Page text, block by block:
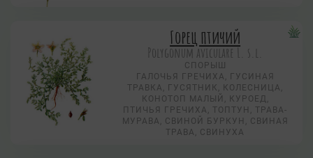
Горец птичий
Polygonum aviculare L. s.l.
СПОРЫШ
ГАЛОЧЬЯ ГРЕЧИХА, ГУСИНАЯ
ТРАВКА, ГУСЯТНИК, КОЛЕСНИЦА,
КОНОТОП МАЛЫЙ, КУРОЕД,
ПТИЧЬЯ ГРЕЧИХА, ТОПТУН, ТРАВА-
МУРАВА, СВИНОЙ БУРКУН, СВИНАЯ
ТРАВА, СВИНУХА